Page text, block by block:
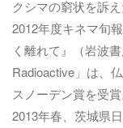
クシマの窮状を訴
2012年度キネマ旬
く離れて』（岩波
Radioactive」は、
スノーデン賞を受賞
2013年春、茨城県